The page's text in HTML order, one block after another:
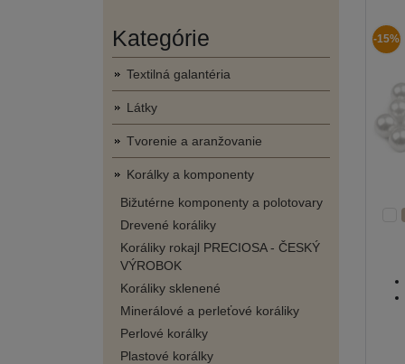
Kategórie
Textilná galantéria
Látky
Tvorenie a aranžovanie
Korálky a komponenty
Bižutérne komponenty a polotovary
Drevené koráliky
Koráliky rokajl PRECIOSA - ČESKÝ
VÝROBOK
Koráliky sklenené
Minerálové a perleťové koráliky
Perlové korálky
Plastové korálky
-15%